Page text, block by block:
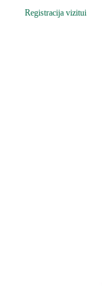
Registracija vizitui